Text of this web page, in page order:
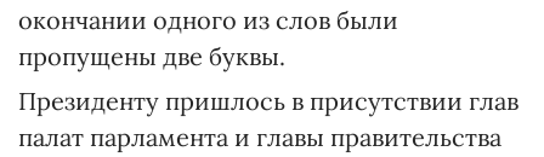
окончании одного из слов были
пропущены две буквы.
Президенту пришлось в присутствии глав
палат парламента и главы правительства